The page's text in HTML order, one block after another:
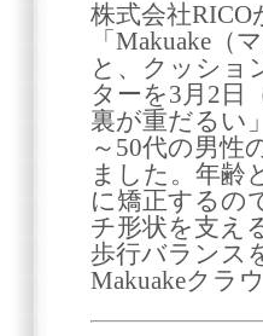
株式会社
「Makuake
と、クッショ
ターを3月2日
裏が重だるい
～50代の男性
ました。年齢
に矯正するの
チ形状を支え
歩行バランス
Makuakeクラ